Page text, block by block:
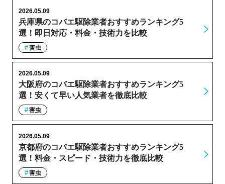
兵庫県のコバエ駆除業者おすすめランキング5
選！即日対応・料金・技術力を比較
2026.05.09
害虫
大阪府のコバエ駆除業者おすすめランキング5
選！安くて早い人気業者を徹底比較
2026.05.09
害虫
京都府のコバエ駆除業者おすすめランキング5
選！料金・スピード・技術力を徹底比較
2026.05.09
害虫